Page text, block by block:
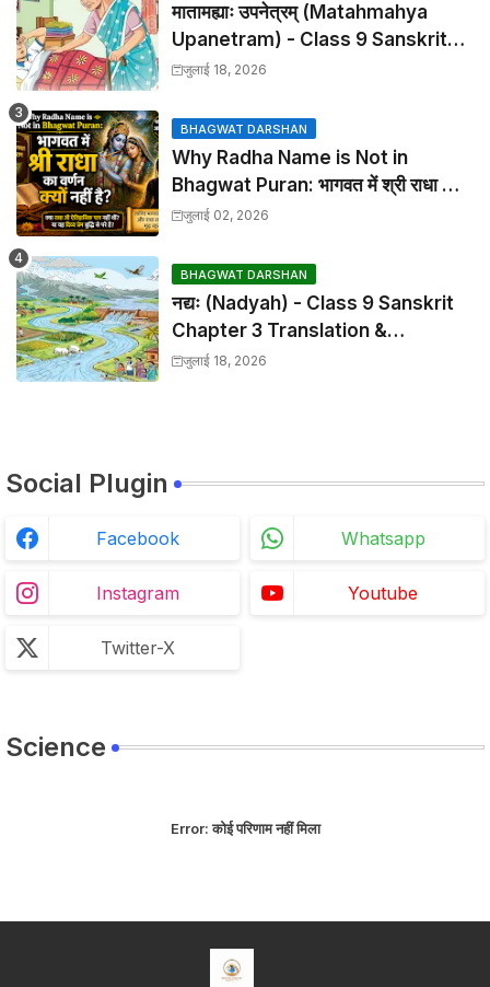
मातामह्याः उपनेत्रम् (Matahmahya
Upanetram) - Class 9 Sanskrit
Chapter 2 Translation &
जुलाई 18, 2026
BHAGWAT DARSHAN
Why Radha Name is Not in
Bhagwat Puran: भागवत में श्री राधा का
वर्णन क्यों नहीं है?
जुलाई 02, 2026
BHAGWAT DARSHAN
नद्यः (Nadyah) - Class 9 Sanskrit
Chapter 3 Translation &
Solutions
जुलाई 18, 2026
Social Plugin
Facebook Whatsapp
Instagram Youtube
Twitter-X
Science
Error:कोई परिणाम नहीं मिला